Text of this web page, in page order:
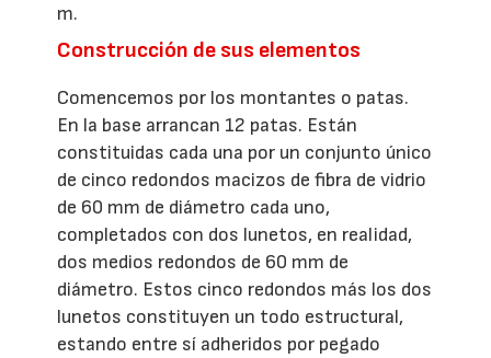
m.
Construcción de sus elementos
Comencemos por los montantes o patas.
En la base arrancan 12 patas. Están
constituidas cada una por un conjunto único
de cinco redondos macizos de fibra de vidrio
de 60 mm de diámetro cada uno,
completados con dos lunetos, en realidad,
dos medios redondos de 60 mm de
diámetro. Estos cinco redondos más los dos
lunetos constituyen un todo estructural,
estando entre sí adheridos por pegado